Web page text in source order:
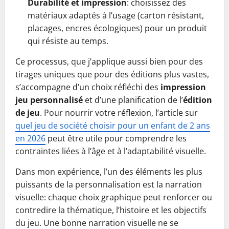
Durabilité et impression: choisissez des
matériaux adaptés à l’usage (carton résistant,
placages, encres écologiques) pour un produit
qui résiste au temps.
Ce processus, que j’applique aussi bien pour des
tirages uniques que pour des éditions plus vastes,
s’accompagne d’un choix réfléchi des impression
jeu personnalisé et d’une planification de l’édition
de jeu. Pour nourrir votre réflexion, l’article sur
quel jeu de société choisir pour un enfant de 2 ans
en 2026 peut être utile pour comprendre les
contraintes liées à l’âge et à l’adaptabilité visuelle.
Dans mon expérience, l’un des éléments les plus
puissants de la personnalisation est la narration
visuelle: chaque choix graphique peut renforcer ou
contredire la thématique, l’histoire et les objectifs
du jeu. Une bonne narration visuelle ne se